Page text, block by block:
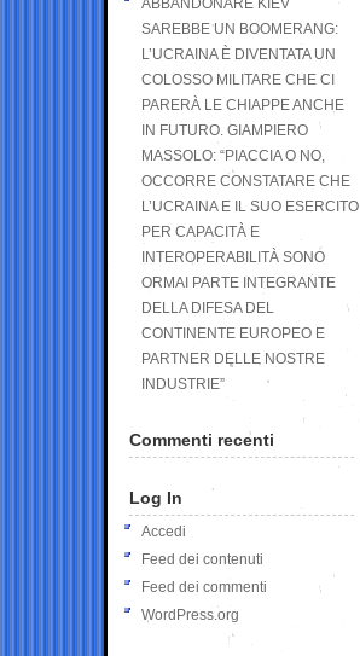
ABBANDONARE KIEV
SAREBBE UN BOOMERANG:
L’UCRAINA È DIVENTATA UN
COLOSSO MILITARE CHE CI
PARERÀ LE CHIAPPE ANCHE
IN FUTURO. GIAMPIERO
MASSOLO: “PIACCIA O NO,
OCCORRE CONSTATARE CHE
L’UCRAINA E IL SUO ESERCITO
PER CAPACITÀ E
INTEROPERABILITÀ SONO
ORMAI PARTE INTEGRANTE
DELLA DIFESA DEL
CONTINENTE EUROPEO E
PARTNER DELLE NOSTRE
INDUSTRIE”
Commenti recenti
Log In
Accedi
Feed dei contenuti
Feed dei commenti
WordPress.org